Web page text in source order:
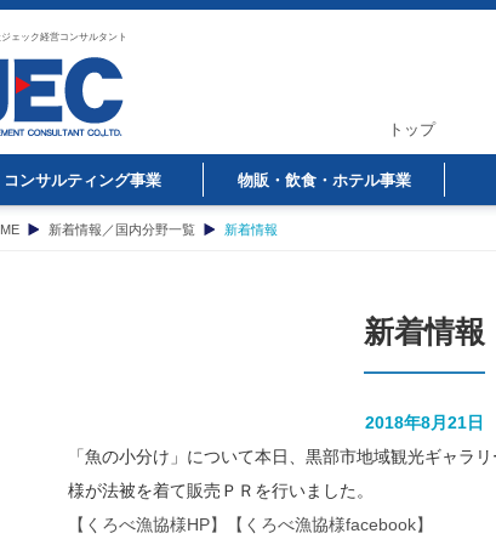
ェック経営コンサルタント
トップ
コンサルティング事業 物販・飲食・ホテル事業
新着情報／国内分野一覧 新着情報
新着情報
2018年8月21日
「魚の小分け」について本日、黒部市地域観光ギャラ
様が法被を着て販売ＰＲを行いました。
【くろべ漁協様HP】
【くろべ漁協様facebook】